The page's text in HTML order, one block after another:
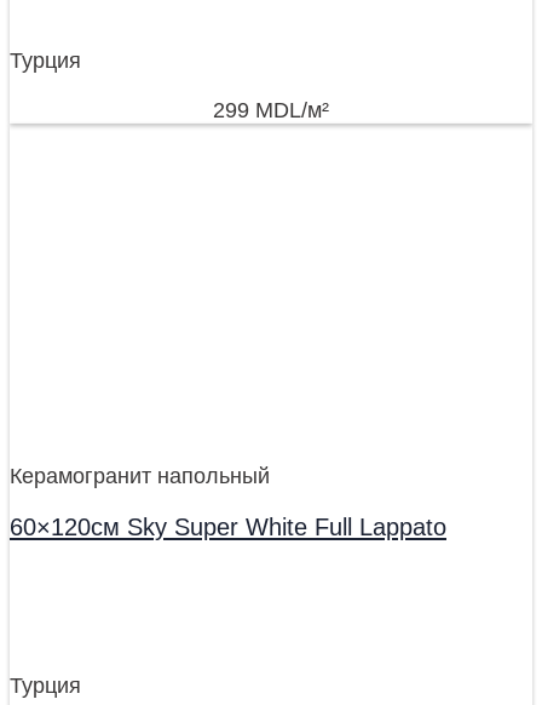
Турция
299 MDL/м²
Керамогранит напольный
60×120см Sky Super White Full Lappato
Турция